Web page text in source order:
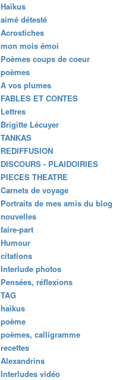
Haïkus
aimé détesté
Acrostiches
mon mois émoi
Poèmes coups de coeur
poèmes
A vos plumes
FABLES ET CONTES
Lettres
Brigitte Lécuyer
TANKAS
REDIFFUSION
DISCOURS - PLAIDOIRIES
PIECES THEATRE
Carnets de voyage
Portraits de mes amis du blog
nouvelles
faire-part
Humour
citations
Interlude photos
Pensées, réflexions
TAG
haikus
poème
poèmes, calligramme
recettes
Alexandrins
Interludes vidéo